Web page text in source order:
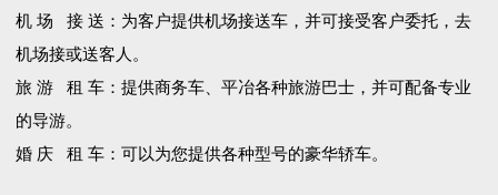
机 场 接 送：为客户提供机场接送车，并可接受客户委托，去
机场接或送客人。
旅 游 租 车：提供商务车、平冶各种旅游巴士，并可配备专业
的导游。
婚 庆 租 车：可以为您提供各种型号的豪华轿车。